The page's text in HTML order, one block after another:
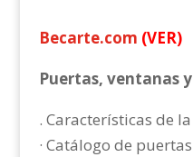
Becarte.com (VER)
Puertas, ventanas
. Características de
· Catálogo de